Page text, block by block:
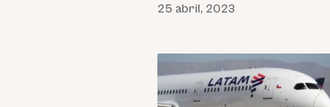
25 abril, 2023